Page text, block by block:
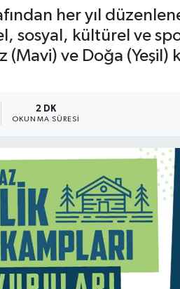
her yıl
sosyal, kültürel ve
(Mavi) ve Doğa
2 DK
OKUNMA SÜRESI